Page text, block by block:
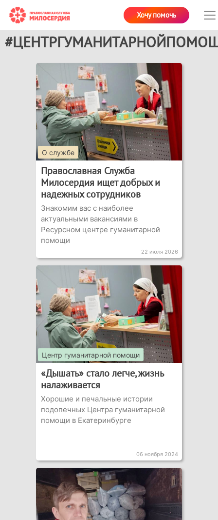
Хочу помочь
О службе
Православная Служба
Милосердия ищет добрых и
надежных сотрудников
Знакомим вас с наиболее
актуальными вакансиями в
Ресурсном центре гуманитарной
помощи
22 июля 2026
Центр гуманитарной помощи
«Дышать» стало легче, жизнь
налаживается
Хорошие и печальные истории
подопечных Центра гуманитарной
помощи в Екатеринбурге
06 ноября 2024